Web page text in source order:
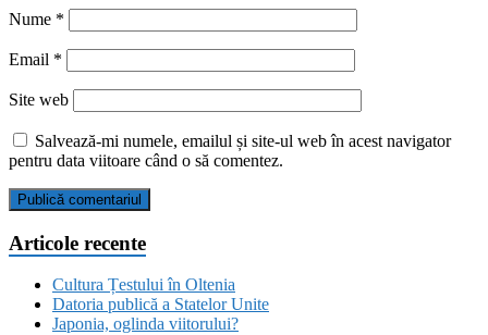
Nume *
Email *
Site web
Salvează-mi numele, emailul și site-ul web în acest navigator
pentru data viitoare când o să comentez.
Articole recente
Cultura Țestului în Oltenia
Datoria publică a Statelor Unite
Japonia, oglinda viitorului?